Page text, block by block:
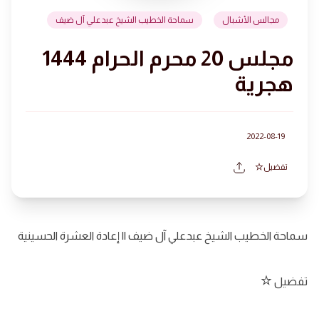
مجالس الأشبال سماحة الخطيب الشيخ عبدعلي آل ضيف
مجلس 20 محرم الحرام 1444
هجرية
2022-08-19
تفضيل
سماحة الخطيب الشيخ عبدعلي آل ضيف || إعادة العشرة الحسينية
تفضيل